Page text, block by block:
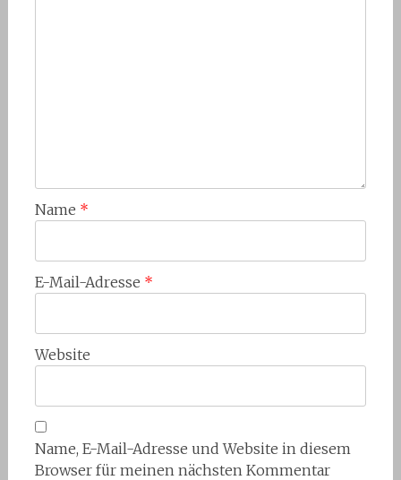
Name *
E-Mail-Adresse *
Website
Name, E-Mail-Adresse und Website in diesem
Browser für meinen nächsten Kommentar